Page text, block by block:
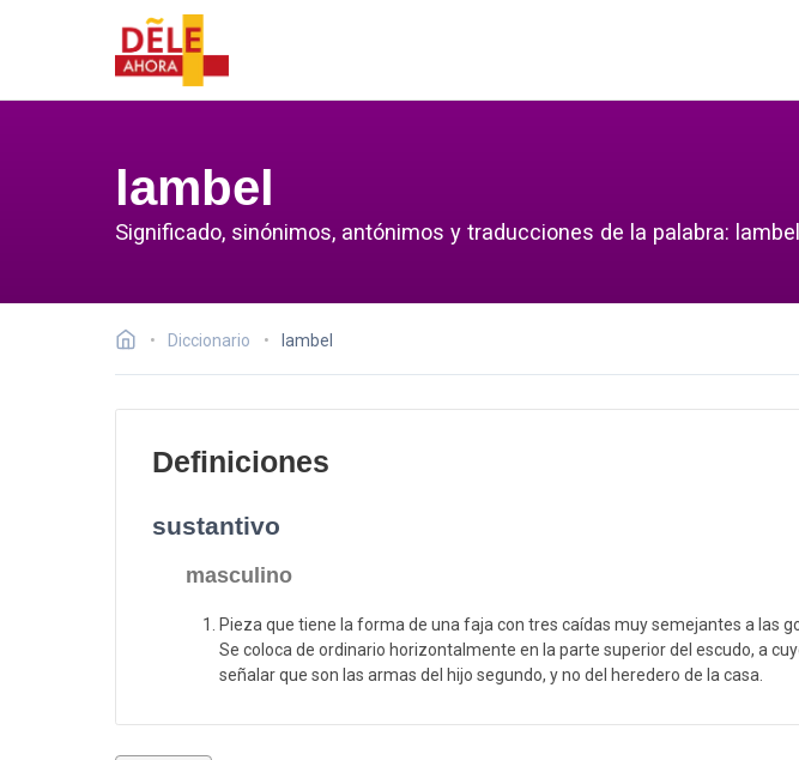
lambel
Significado, sinónimos, antónimos y traducciones de la palabra: lambel
Diccionario lambel
Definiciones
sustantivo
masculino
Pieza que tiene la forma de una faja con tres caídas muy semejantes a las
Se coloca de ordinario horizontalmente en la parte superior del escudo, a
señalar que son las armas del hijo segundo, y no del heredero de la casa.